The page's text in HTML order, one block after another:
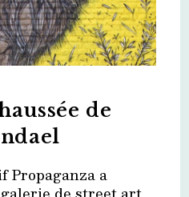
de
Propaganza a